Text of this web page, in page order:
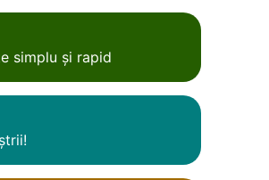
simplu și rapid